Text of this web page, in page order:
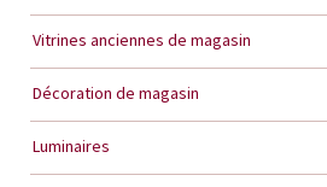
Vitrines anciennes de magasin
Décoration de magasin
Luminaires